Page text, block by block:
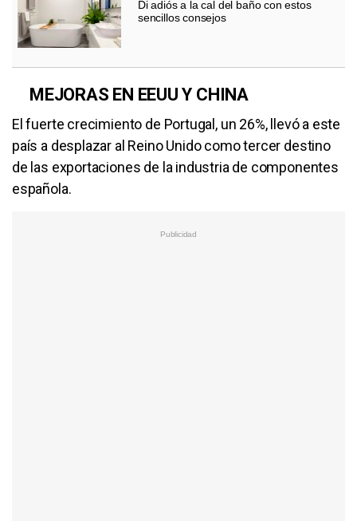
Di adiós a la cal del baño con estos
sencillos consejos
MEJORAS EN EEUU Y CHINA
El fuerte crecimiento de Portugal, un 26%, llevó a este
país a desplazar al Reino Unido como tercer destino
de las exportaciones de la industria de componentes
española.